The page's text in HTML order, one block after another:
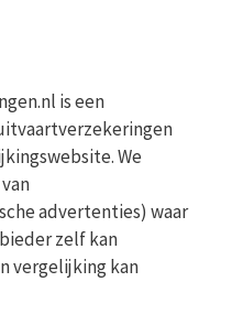
is een
We
advertenties) waar
zelf kan
vergelijking kan